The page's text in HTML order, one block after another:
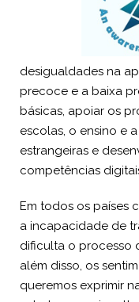
desigualdades na
precoce e a baixa
básicas, apoiar os
escolas, o ensino e
estrangeiras e
competências
Em todos os países
a incapacidade de
dificulta o processo
além disso, os
queremos exprimir